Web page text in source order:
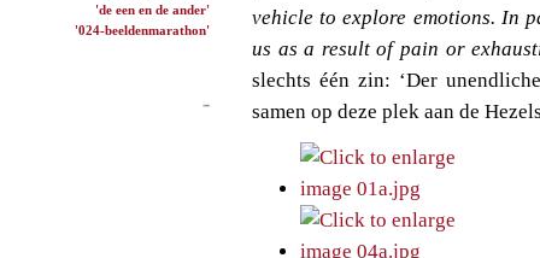
'de een en de ander'
'024-beeldenmarathon'
vehicle to explore emotions. In
us as a result of pain or
slechts één zin: ‘Der
samen op deze plek aan de